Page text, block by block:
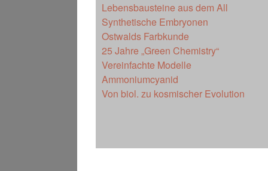
Lebensbausteine aus dem All
Synthetische Embryonen
Ostwalds Farbkunde
25 Jahre „Green Chemistry“
Vereinfachte Modelle
Ammoniumcyanid
Von biol. zu kosmischer Evolution